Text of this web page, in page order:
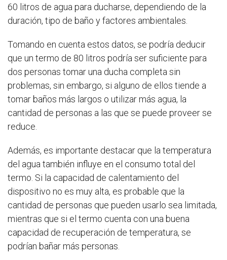
60 litros de agua para ducharse, dependiendo de la
duración, tipo de baño y factores ambientales.
Tomando en cuenta estos datos, se podría deducir
que un termo de 80 litros podría ser suficiente para
dos personas tomar una ducha completa sin
problemas, sin embargo, si alguno de ellos tiende a
tomar baños más largos o utilizar más agua, la
cantidad de personas a las que se puede proveer se
reduce.
Además, es importante destacar que la temperatura
del agua también influye en el consumo total del
termo. Si la capacidad de calentamiento del
dispositivo no es muy alta, es probable que la
cantidad de personas que pueden usarlo sea limitada,
mientras que si el termo cuenta con una buena
capacidad de recuperación de temperatura, se
podrían bañar más personas.